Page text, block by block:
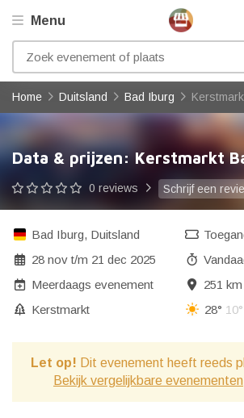
Menu
Home Duitsland Bad Iburg
Data & prijzen: Kerstmarkt
0 reviews Schrijf een
Bad Iburg, Duitsland
28 novt/m 21 dec 2025
Meerdaags evenement
Kerstmarkt
251
28° 10°
Let op! Dit evenement heeft reeds
Bekijk vergelijkbare evenementen